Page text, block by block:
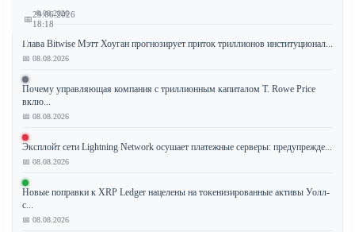
📅29.06.2026
18:18
Ведущая
криптоаналитическая
Chainalysis
предложила
новый
набор
стандартов
📅 08.08.2026
Глава Bitwise Мэтт Хоуган прогнозирует приток триллионов институционал...
📅 08.08.2026
Почему управляющая компания с триллионным капиталом T. Rowe Price
вклю...
📅 08.08.2026
Эксплойт сети Lightning Network осушает платежные серверы: предупрежде...
📅 08.08.2026
Новые поправки к XRP Ledger нацелены на токенизированные активы Уолл-
с...
📅 08.08.2026